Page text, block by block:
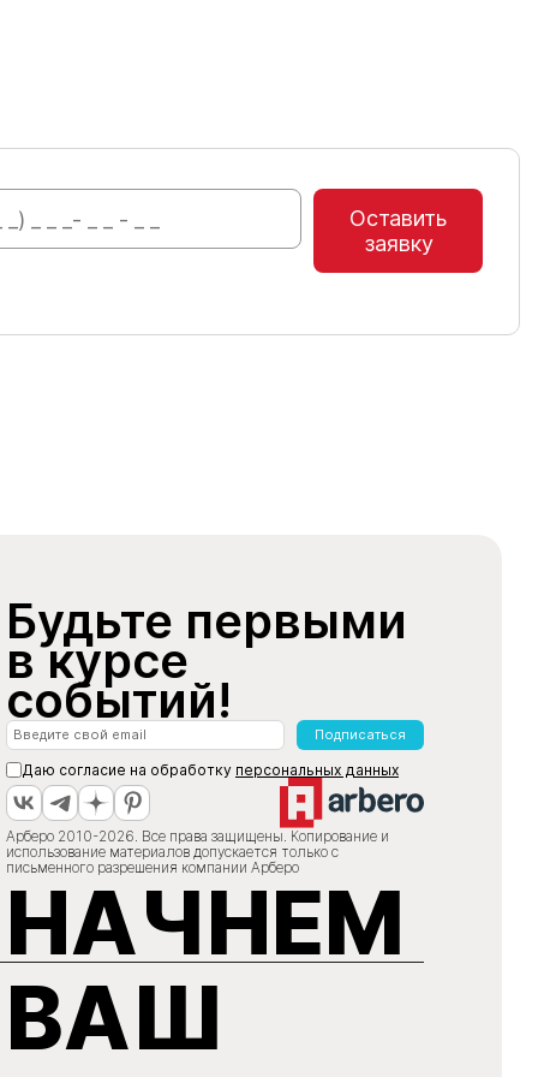
Оставить
заявку
Будьте первыми
в курсе
событий!
Подписаться
Даю согласие на обработку персональных данных
Арберо 2010-2026. Все права защищены. Копирование и
использование материалов допускается только с
письменного разрешения компании Арберо
НАЧНЕМ
ВАШ